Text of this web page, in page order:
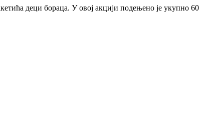
деци бораца. У овој акцији подењено је укупно 60